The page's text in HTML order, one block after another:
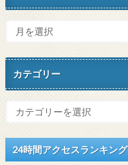
カテゴリー
24時間アクセスランキング